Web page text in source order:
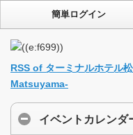
簡単ログイン
RSS of ターミナルホテル
Matsuyama-
イベントカレンダ